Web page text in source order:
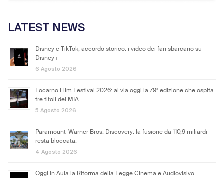
LATEST NEWS
Disney e TikTok, accordo storico: i video dei fan sbarcano su
Disney+
6 Agosto 2026
Locarno Film Festival 2026: al via oggi la 79ª edizione che ospita
tre titoli del MIA
5 Agosto 2026
Paramount-Warner Bros. Discovery: la fusione da 110,9 miliardi
resta bloccata.
4 Agosto 2026
Oggi in Aula la Riforma della Legge Cinema e Audiovisivo